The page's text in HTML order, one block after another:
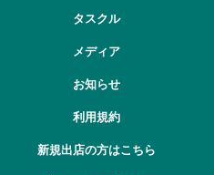
タスクル
メディア
お知らせ
利用規約
新規出店の方はこちら